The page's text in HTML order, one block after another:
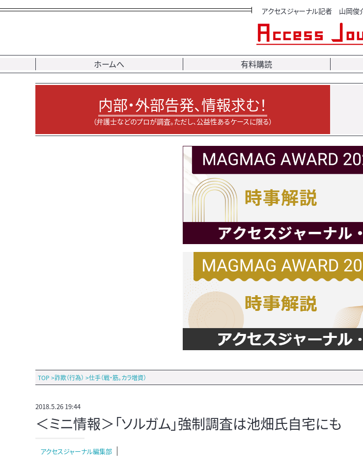
アクセスジャーナル記者 山岡俊
ホームへ 有料購読
内部・外部告発、情報求む！
（弁護士などのプロが調査。ただし、公益性あるケースに限る）
TOP >詐欺（行為） >仕手（戦・筋。カラ増資）
2018.5.26 19:44
＜ミニ情報＞「ソルガム」強制調査は池畑氏自宅にも
アクセスジャーナル編集部